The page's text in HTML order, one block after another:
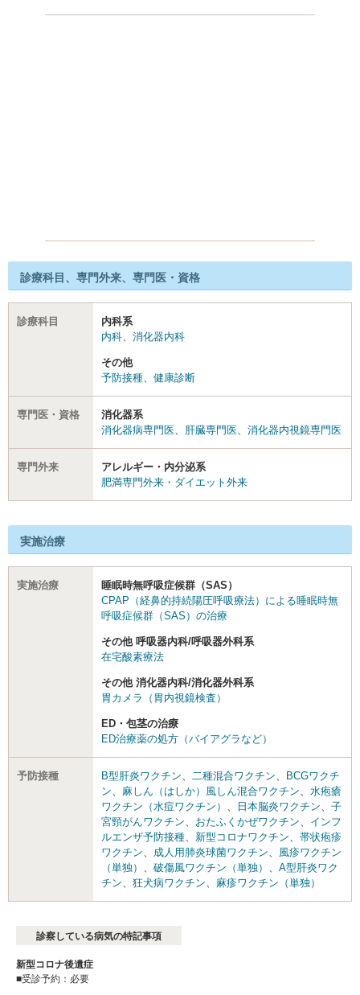
診療科目、専門外来、専門医・資格
診療科目
内科系
内科
消化器内科
その他
予防接種
健康診断
専門医・資格
消化器系
消化器病専門医
肝臓専門医 消化器内視鏡専門医
専門外来
アレルギー・内分泌系
肥満専門外来・ダイエット外来
実施治療
実施治療
睡眠時無呼吸症候群（SAS）
CPAP（経鼻的持続陽圧呼吸療法）による睡眠時無
呼吸症候群（SAS）の治療
その他 呼吸器内科/呼吸器外科系
在宅酸素療法
その他 消化器内科/消化器外科系
胃カメラ（胃内視鏡検査）
ED・包茎の治療
ED治療薬の処方（バイアグラなど）
予防接種 B型肝炎ワクチン 二種混合ワクチン
BCGワクチ
ン
麻しん（はしか）風しん混合ワクチン
水疱瘡
ワクチン（水痘ワクチン）
日本脳炎ワクチン
子
宮頸がんワクチン
おたふくかぜワクチン
インフ
ルエンザ予防接種
新型コロナワクチン
帯状疱疹
ワクチン
成人用肺炎球菌ワクチン
風疹ワクチン
（単独）
破傷風ワクチン（単独）
A型肝炎ワク
チン
狂犬病ワクチン 麻疹ワクチン（単独）
診察している病気の特記事項
新型コロナ後遺症
■受診予約：必要